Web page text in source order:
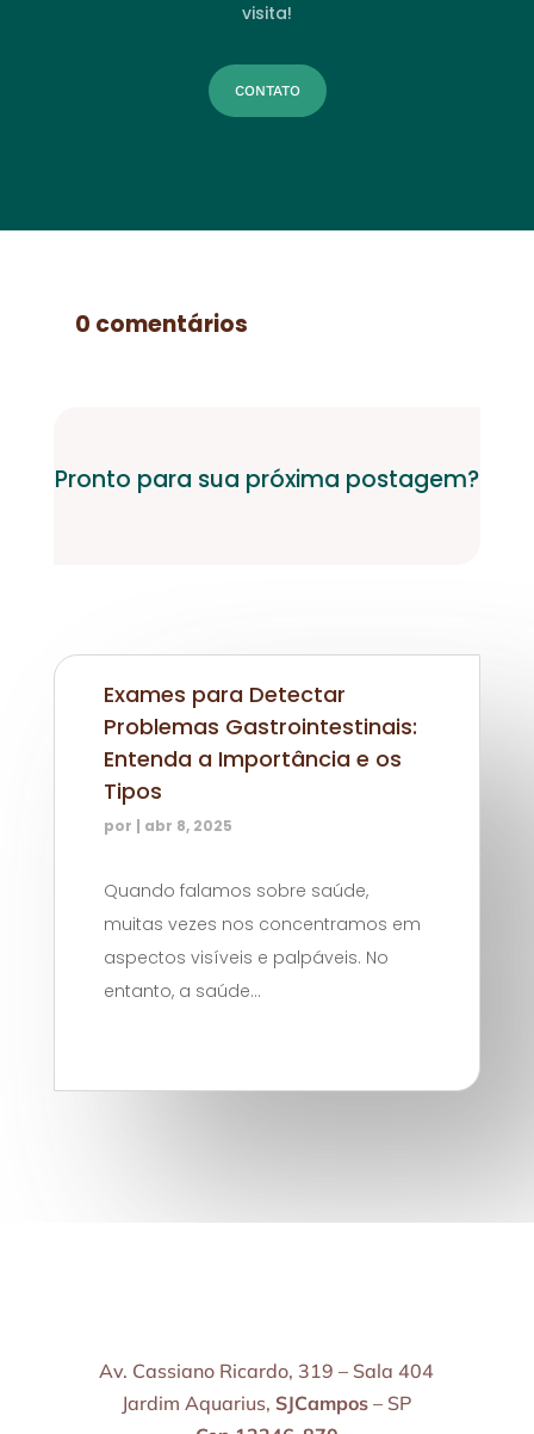
visita!
CONTATO
0 comentários
Pronto para sua próxima postagem?
Exames para Detectar
Problemas Gastrointestinais:
Entenda a Importância e os
Tipos
por | abr 8, 2025
Quando falamos sobre saúde,
muitas vezes nos concentramos em
aspectos visíveis e palpáveis. No
entanto, a saúde...
Av. Cassiano Ricardo, 319 – Sala 404
Jardim Aquarius, SJCampos – SP